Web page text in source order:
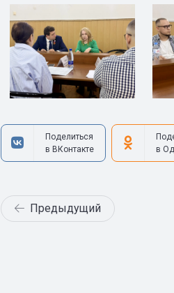
Поделиться
в ВКонтакте
в
Предыдущий